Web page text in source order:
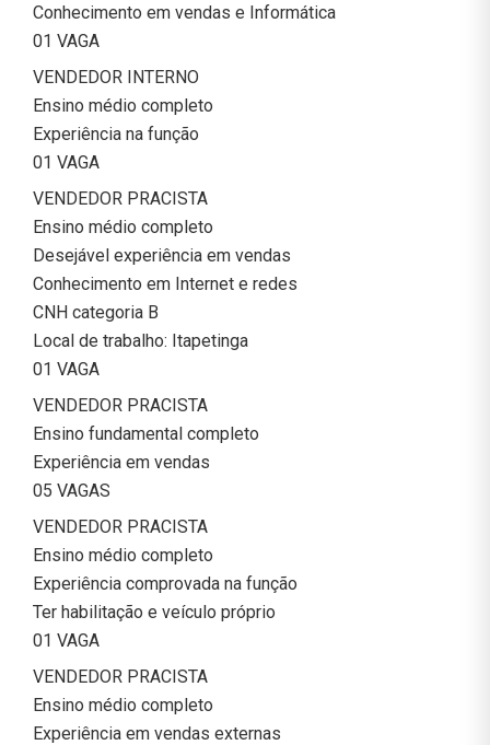
Conhecimento em vendas e Informática
01 VAGA
VENDEDOR INTERNO
Ensino médio completo
Experiência na função
01 VAGA
VENDEDOR PRACISTA
Ensino médio completo
Desejável experiência em vendas
Conhecimento em Internet e redes
CNH categoria B
Local de trabalho: Itapetinga
01 VAGA
VENDEDOR PRACISTA
Ensino fundamental completo
Experiência em vendas
05 VAGAS
VENDEDOR PRACISTA
Ensino médio completo
Experiência comprovada na função
Ter habilitação e veículo próprio
01 VAGA
VENDEDOR PRACISTA
Ensino médio completo
Experiência em vendas externas